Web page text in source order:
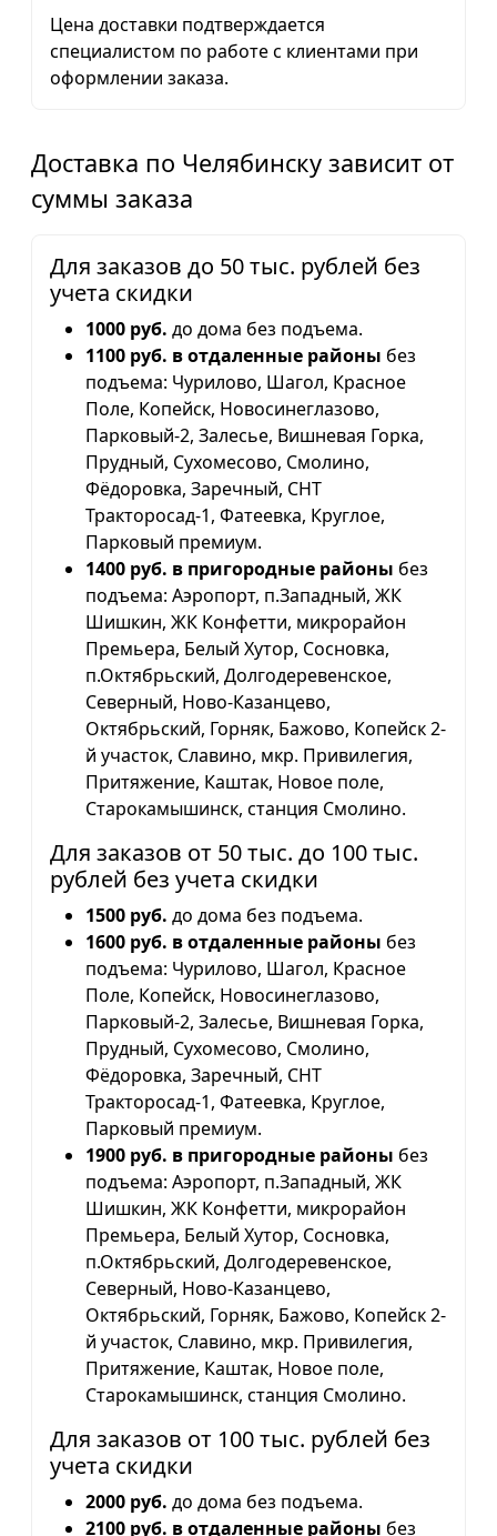
Цена доставки подтверждается
специалистом по работе с клиентами при
оформлении заказа.
Доставка по Челябинску зависит от
суммы заказа
Для заказов до 50 тыс. рублей без
учета скидки
1000 руб. до дома без подъема.
1100 руб. в отдаленные районы без
подъема: Чурилово, Шагол, Красное
Поле, Копейск, Новосинеглазово,
Парковый-2, Залесье, Вишневая Горка,
Прудный, Сухомесово, Смолино,
Фёдоровка, Заречный, СНТ
Тракторосад-1, Фатеевка, Круглое,
Парковый премиум.
1400 руб. в пригородные районы без
подъема: Аэропорт, п.Западный, ЖК
Шишкин, ЖК Конфетти, микрорайон
Премьера, Белый Хутор, Сосновка,
п.Октябрьский, Долгодеревенское,
Северный, Ново-Казанцево,
Октябрьский, Горняк, Бажово, Копейск 2-
й участок, Славино, мкр. Привилегия,
Притяжение, Каштак, Новое поле,
Старокамышинск, станция Смолино.
Для заказов от 50 тыс. до 100 тыс.
рублей без учета скидки
1500 руб. до дома без подъема.
1600 руб. в отдаленные районы без
подъема: Чурилово, Шагол, Красное
Поле, Копейск, Новосинеглазово,
Парковый-2, Залесье, Вишневая Горка,
Прудный, Сухомесово, Смолино,
Фёдоровка, Заречный, СНТ
Тракторосад-1, Фатеевка, Круглое,
Парковый премиум.
1900 руб. в пригородные районы без
подъема: Аэропорт, п.Западный, ЖК
Шишкин, ЖК Конфетти, микрорайон
Премьера, Белый Хутор, Сосновка,
п.Октябрьский, Долгодеревенское,
Северный, Ново-Казанцево,
Октябрьский, Горняк, Бажово, Копейск 2-
й участок, Славино, мкр. Привилегия,
Притяжение, Каштак, Новое поле,
Старокамышинск, станция Смолино.
Для заказов от 100 тыс. рублей без
учета скидки
2000 руб. до дома без подъема.
2100 руб. в отдаленные районы без